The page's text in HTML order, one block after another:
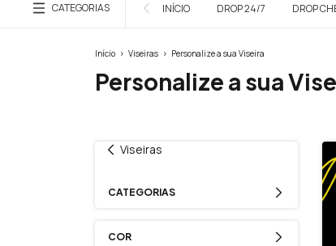
CATEGORIAS INÍCIO DROP 24/7 DROP
Início > Viseiras > Personalize a sua Viseira
Personalize a sua
Viseiras
CATEGORIAS
COR